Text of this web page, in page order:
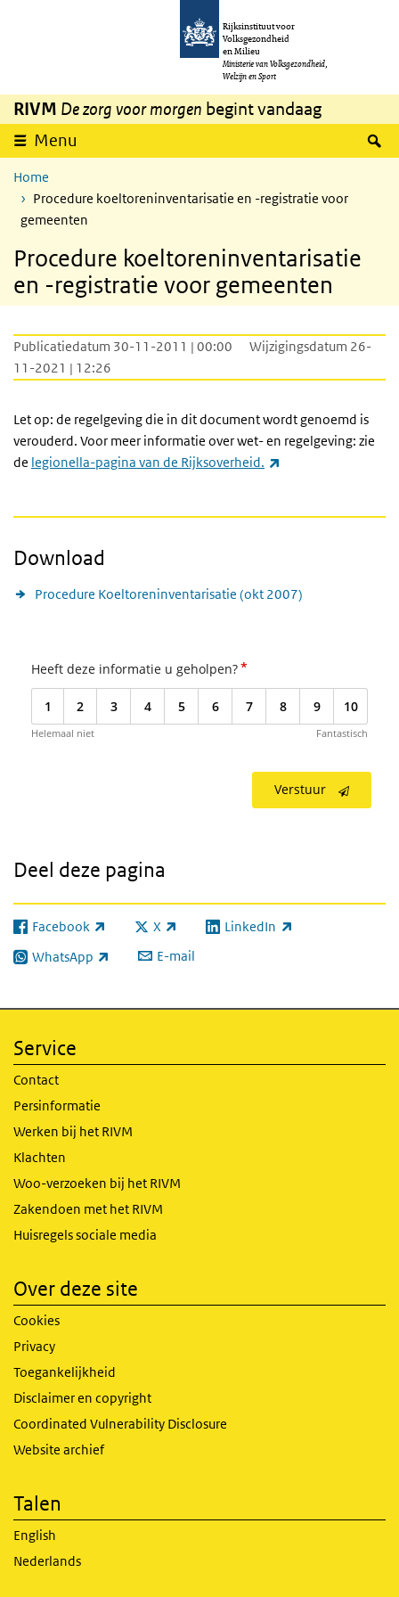
Overslaan en naar de inhoud gaan
Rijksinstituut voor
Volksgezondheid
en Milieu
Ministerie van Volksgezondheid,
Welzijn en Sport
RIVM De zorg voor morgen begint vandaag
Menu
Home
Procedure koeltoreninventarisatie en -registratie voor
gemeenten
Procedure koeltoreninventarisatie
en -registratie voor gemeenten
Publicatiedatum 30-11-2011 | 00:00
Wijzigingsdatum 26-
11-2021 | 12:26
Let op: de regelgeving die in dit document wordt genoemd is
verouderd. Voor meer informatie over wet- en regelgeving: zie
de legionella-pagina van de Rijksoverheid.
Download
Procedure Koeltoreninventarisatie (okt 2007)
Heeft deze informatie u geholpen?*
1 2 3 4 5 6 7 8 9 10
Helemaal niet Fantastisch
Verstuur
Deel deze pagina
Facebook
(externe link) X
(externe link) LinkedIn
(externe link)
WhatsApp
(externe link) E-mail
Service
Contact
Persinformatie
Werken bij het RIVM
Klachten
Woo-verzoeken bij het RIVM
Zakendoen met het RIVM
Huisregels sociale media
Over deze site
Cookies
Privacy
Toegankelijkheid
Disclaimer en copyright
Coordinated Vulnerability Disclosure
Website archief
Talen
English
Nederlands